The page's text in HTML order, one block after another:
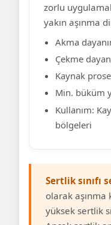
zorlu
yakın aşınma
Akma
Çekme
Kaynak
Min. büküm
Kullanım:
bölgeleri
Sertlik sınıfı
olarak aşınma
yüksek sertlik